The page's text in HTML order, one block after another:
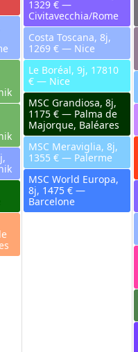
1329 € —
Civitavecchia/Rome
Costa Toscana, 8j,
1269 € — Nice
Le Boréal, 9j, 17810
€ — Nice
MSC Grandiosa, 8j,
1175 € — Palma de
Majorque, Baléares
MSC Meraviglia, 8j,
1355 € — Palerme
MSC World Europa,
8j, 1475 € —
Barcelone